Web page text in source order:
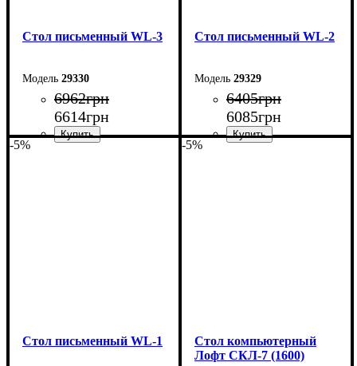
Стол письменный WL-3
29330
6962грн
6614грн
Стол письменный WL-2
29329
6405грн
6085грн
-5%
Стол письменный WL-1
-5%
Стол компьютерный
Лофт СКЛ-7 (1600)